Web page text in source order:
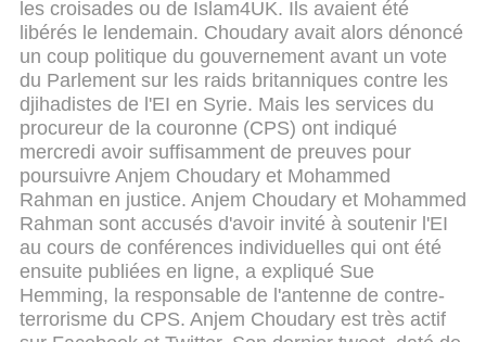
les croisades ou de Islam4UK. Ils avaient été
libérés le lendemain. Choudary avait alors dénoncé
un coup politique du gouvernement avant un vote
du Parlement sur les raids britanniques contre les
djihadistes de l'EI en Syrie. Mais les services du
procureur de la couronne (CPS) ont indiqué
mercredi avoir suffisamment de preuves pour
poursuivre Anjem Choudary et Mohammed
Rahman en justice. Anjem Choudary et Mohammed
Rahman sont accusés d'avoir invité à soutenir l'EI
au cours de conférences individuelles qui ont été
ensuite publiées en ligne, a expliqué Sue
Hemming, la responsable de l'antenne de contre-
terrorisme du CPS. Anjem Choudary est très actif